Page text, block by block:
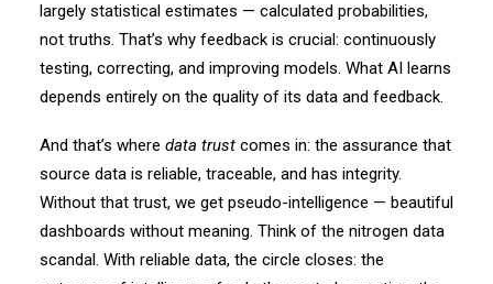
largely statistical estimates — calculated probabilities,
not truths. That’s why feedback is crucial: continuously
testing, correcting, and improving models. What AI learns
depends entirely on the quality of its data and feedback.
And that’s where data trust comes in: the assurance that
source data is reliable, traceable, and has integrity.
Without that trust, we get pseudo-intelligence — beautiful
dashboards without meaning. Think of the nitrogen data
scandal. With reliable data, the circle closes: the